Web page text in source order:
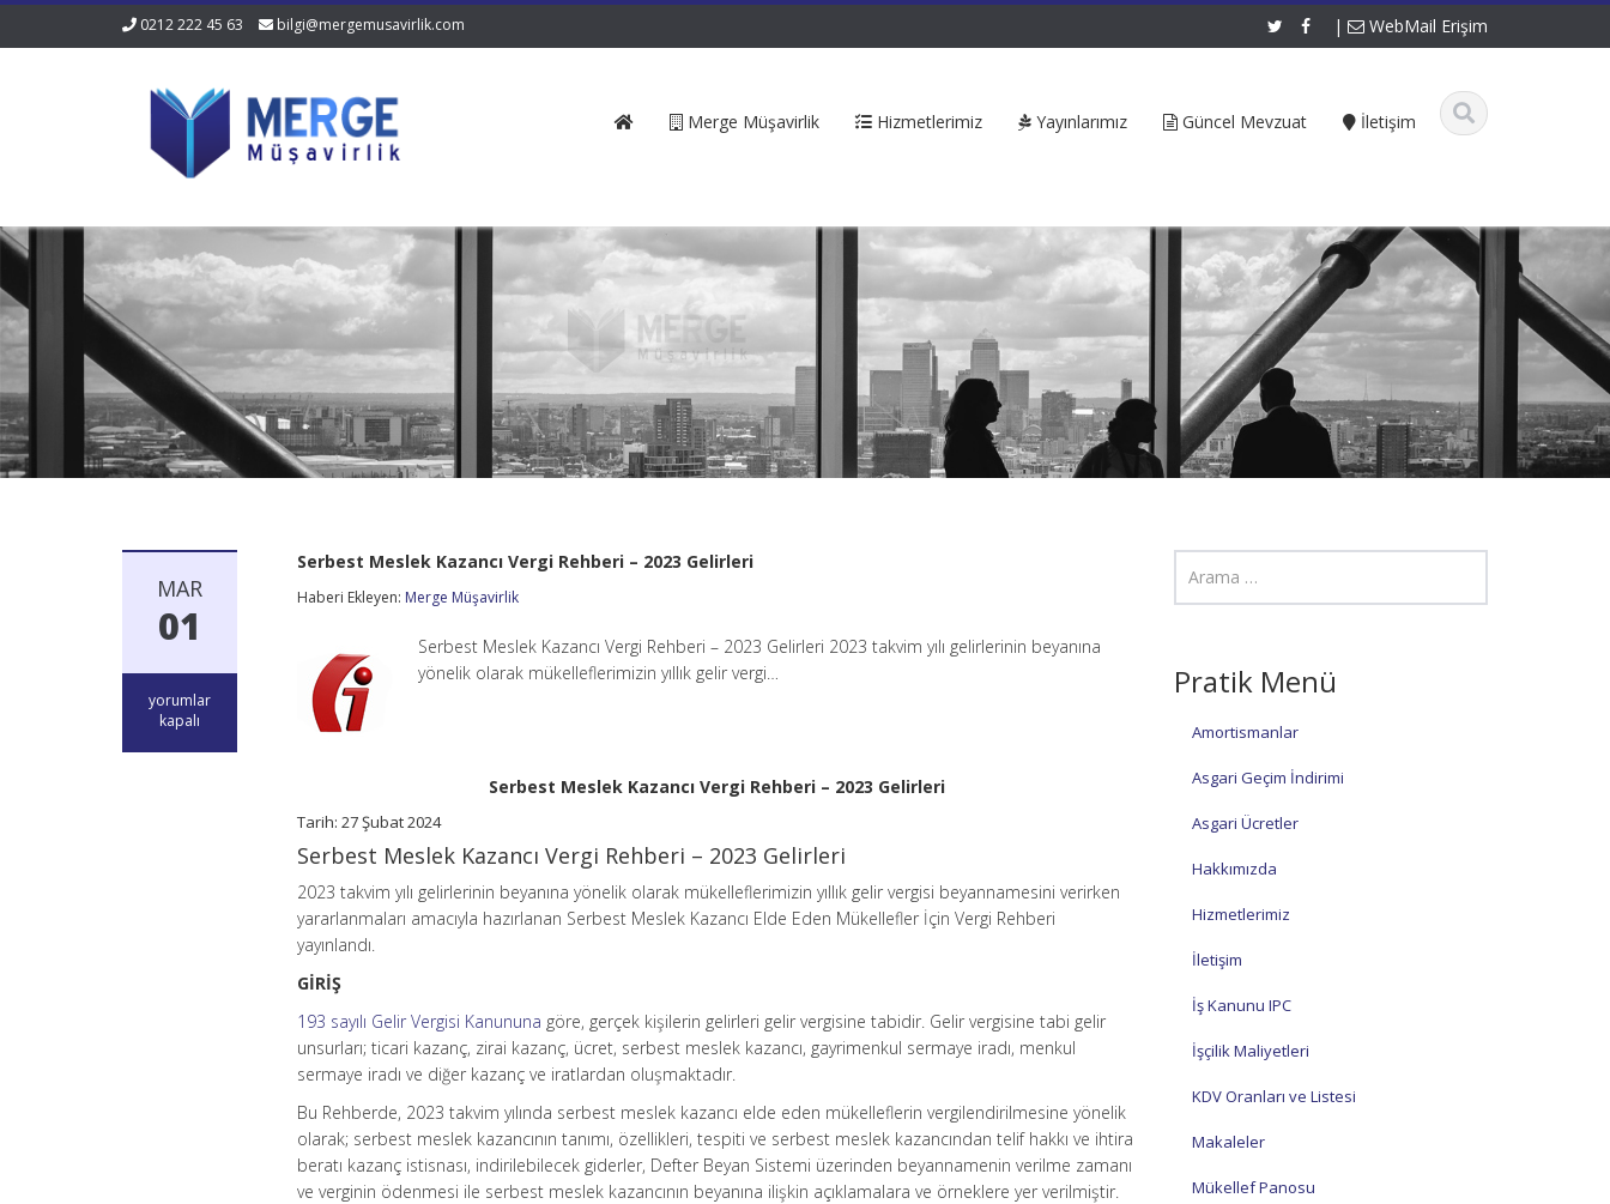
0212 222 45 63 bilgi@mergemusavirlik.com | WebMail Erişim
Merge Müşavirlik Hizmetlerimiz Yayınlarımız Güncel Mevzuat İletişim
MAR
01
Serbest
Meslek
yorumlar
kapalı
Serbest Meslek Kazancı Vergi Rehberi – 2023 Gelirleri
Haberi Ekleyen: Merge Müşavirlik
Serbest Meslek Kazancı Vergi Rehberi – 2023 Gelirleri 2023 takvim yılı gelirlerinin beyanına
yönelik olarak mükelleflerimizin yıllık gelir vergi…
Serbest Meslek Kazancı Vergi Rehberi – 2023 Gelirleri
Tarih: 27 Şubat 2024
Serbest Meslek Kazancı Vergi Rehberi – 2023 Gelirleri
2023 takvim yılı gelirlerinin beyanına yönelik olarak mükelleflerimizin yıllık gelir vergisi beyannamesini verirken
yararlanmaları amacıyla hazırlanan Serbest Meslek Kazancı Elde Eden Mükellefler İçin Vergi Rehberi
yayınlandı.
GİRİŞ
193 sayılı Gelir Vergisi Kanununa göre, gerçek kişilerin gelirleri gelir vergisine tabidir. Gelir vergisine tabi gelir
unsurları; ticari kazanç, zirai kazanç, ücret, serbest meslek kazancı, gayrimenkul sermaye iradı, menkul
sermaye iradı ve diğer kazanç ve iratlardan oluşmaktadır.
Bu Rehberde, 2023 takvim yılında serbest meslek kazancı elde eden mükelleflerin vergilendirilmesine yönelik
olarak; serbest meslek kazancının tanımı, özellikleri, tespiti ve serbest meslek kazancından telif hakkı ve ihtira
beratı kazanç istisnası, indirilebilecek giderler, Defter Beyan Sistemi üzerinden beyannamenin verilme zamanı
ve verginin ödenmesi ile serbest meslek kazancının beyanına ilişkin açıklamalara ve örneklere yer verilmiştir.
Pratik Menü
Amortismanlar
Asgari Geçim İndirimi
Asgari Ücretler
Hakkımızda
Hizmetlerimiz
İletişim
İş Kanunu IPC
İşçilik Maliyetleri
KDV Oranları ve Listesi
Makaleler
Mükellef Panosu